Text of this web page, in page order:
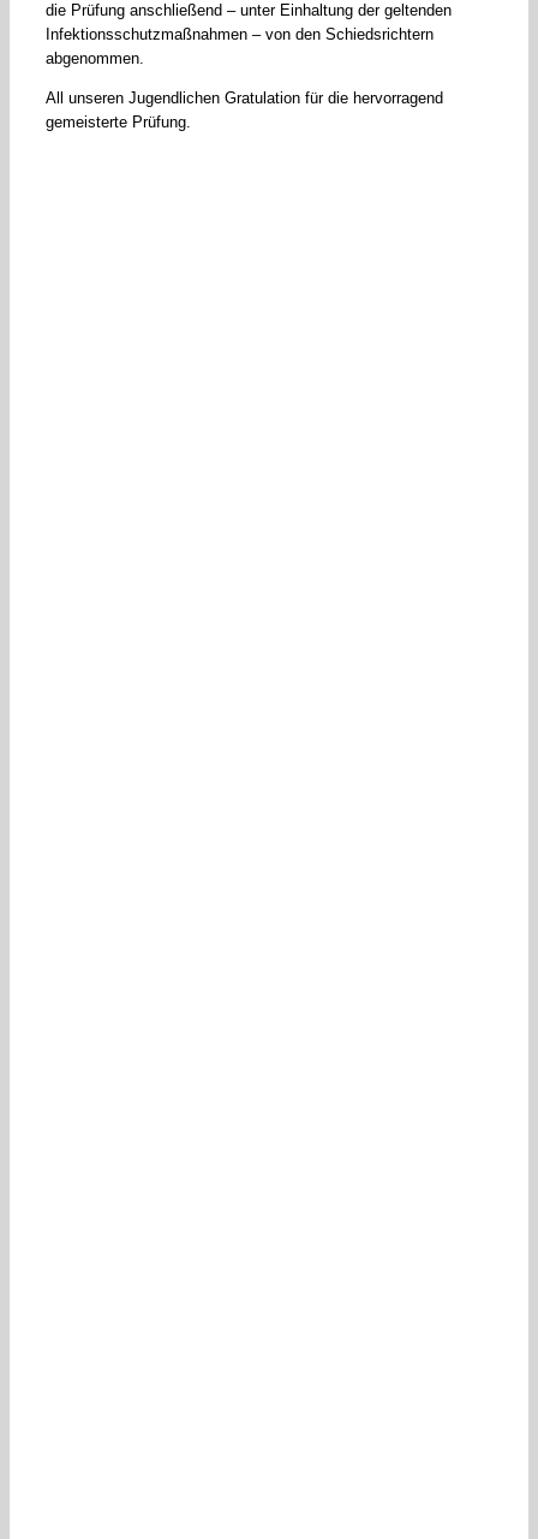
die Prüfung anschließend – unter Einhaltung der geltenden
Infektionsschutzmaßnahmen – von den Schiedsrichtern
abgenommen.
All unseren Jugendlichen Gratulation für die hervorragend
gemeisterte Prüfung.